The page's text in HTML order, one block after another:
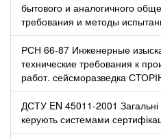
бытового и аналогичного
требования и методы
РСН 66-87 Инженерные
технические требования к
работ. сейсморазведка
ДСТУ EN 45011-2001 Загальні
керують системами